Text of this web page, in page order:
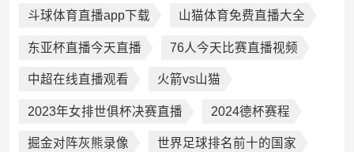
斗球体育直播app下载 山猫体育免费直播大全
东亚杯直播今天直播 76人今天比赛直播视频
中超在线直播观看 火箭vs山猫
2023年女排世俱杯决赛直播 2024德杯赛程
掘金对阵灰熊录像 世界足球排名前十的国家